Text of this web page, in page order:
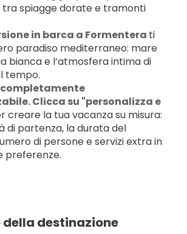
tra spiagge dorate e tramonti
in barca a Formentera ti
paradiso mediterraneo: mare
bianca e l’atmosfera intima di
tempo.
Clicca su "personalizza e
creare la tua vacanza su misura:
di partenza, la durata del
di persone e servizi extra in
preferenze.
destinazione